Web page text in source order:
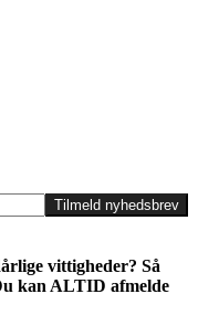
Tilmeld nyhedsbrev
vittigheder? Så
kan ALTID afmelde